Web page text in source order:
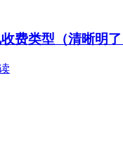
费类型（清晰明了